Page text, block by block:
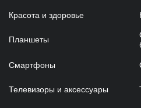
Красота и здоровье
Планшеты
Смартфоны
Телевизоры и аксессуары